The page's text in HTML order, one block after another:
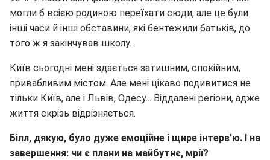
могли б всією родиною переїхати сюди, але це були
інші часи й інші обставини, які бентежили батьків, до
того ж я закінчував школу.
Київ сьогодні мені здається затишним, спокійним,
привабливим містом. Але мені цікаво подивитися не
тільки Київ, але і Львів, Одесу... Віддалені регіони, адже
життя скрізь відрізняється.
Білл, дякую, було дуже емоційне і щире інтерв'ю. І на
завершення: чи є плани на майбутнє, мрії?